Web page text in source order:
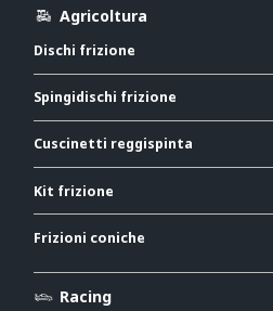
Agricoltura
Dischi frizione
Spingidischi frizione
Cuscinetti reggispinta
Kit frizione
Frizioni coniche
Racing